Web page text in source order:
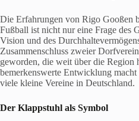
Die Erfahrungen von Rigo Gooßen
Fußball ist nicht nur eine Frage des
Vision und des
Zusammenschluss zweier
geworden, die weit über die Region
bemerkenswerte Entwicklung
viele kleine Vereine in Deutschland.
Der Klappstuhl als Symbol